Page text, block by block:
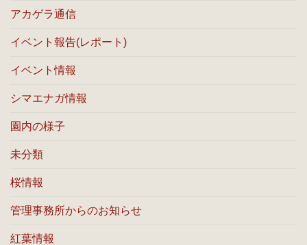
アカゲラ通信
イベント報告(レポート)
イベント情報
シマエナガ情報
園内の様子
未分類
桜情報
管理事務所からのお知らせ
紅葉情報